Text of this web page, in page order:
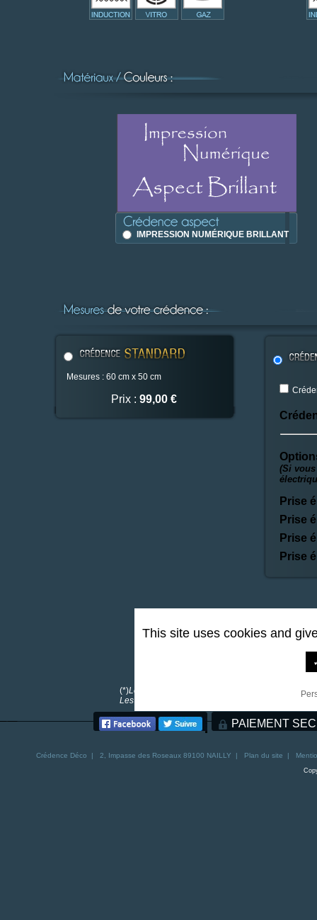
IMPRESSION NUMÉRIQUE BRILLANT
Mesures : 60 cm x 50 cm
Prix :99,00 €
(Si
Prise
Prise
Prise
Prise
(*)Les frais de port sont offerts pour toutes
Les frais de port pour la Corse sont de 30€. Les
PAIEMENT
Crédence Déco | 2, Impasse des Roseaux 89100 NAILLY | Plan du site |
This site uses cookies and